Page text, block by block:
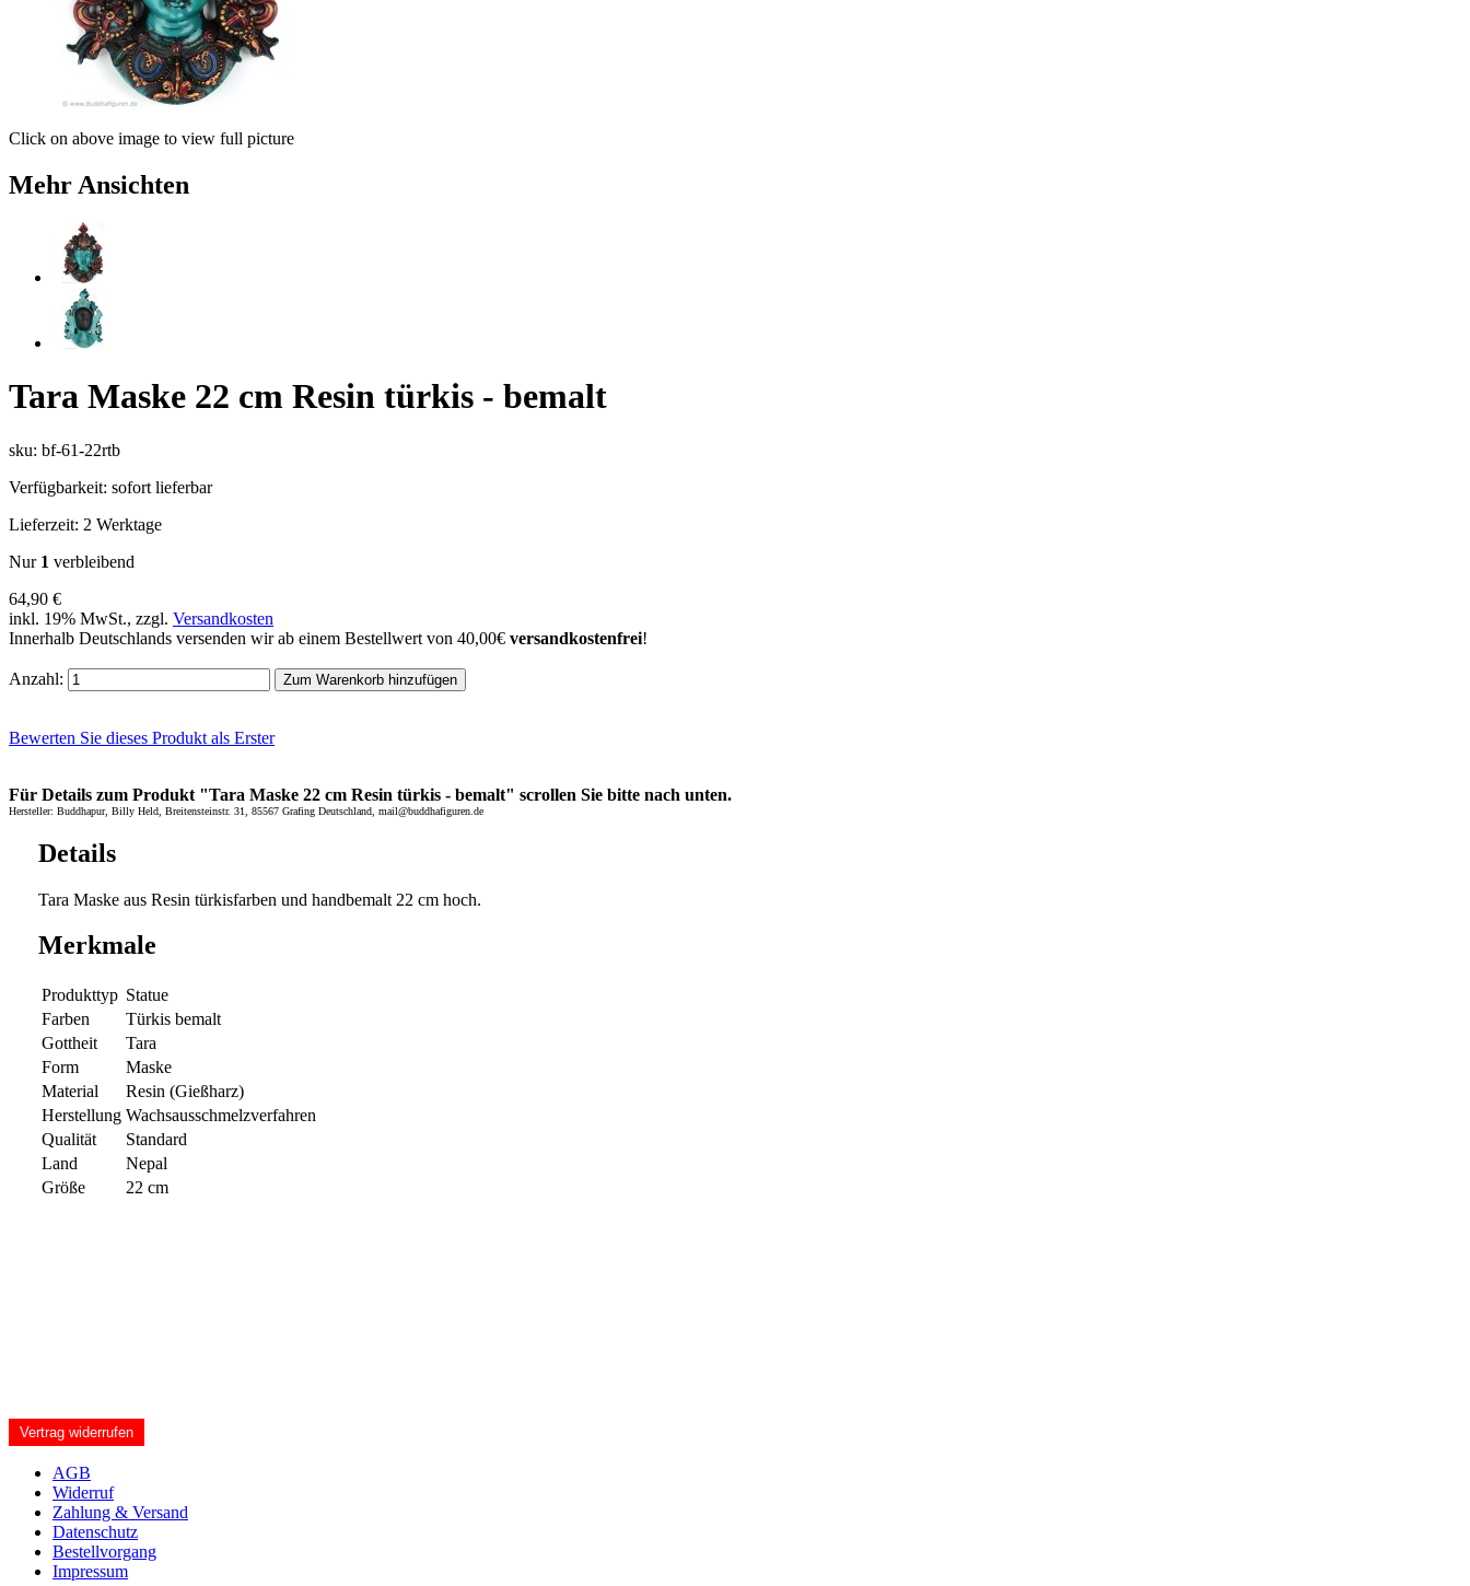
Click on above image to view full picture
Mehr Ansichten
Tara Maske 22 cm Resin türkis - bemalt
sku: bf-61-22rtb
Verfügbarkeit: sofort lieferbar
Lieferzeit: 2 Werktage
Nur 1 verbleibend
64,90 €
inkl. 19% MwSt., zzgl. Versandkosten
Innerhalb Deutschlands versenden wir ab einem Bestellwert von 40,00€ versandkostenfrei!
Anzahl: Zum Warenkorb hinzufügen
Bewerten Sie dieses Produkt als Erster
Für Details zum Produkt "Tara Maske 22 cm Resin türkis - bemalt" scrollen Sie bitte nach unten.
Hersteller: Buddhapur, Billy Held, Breitensteinstr. 31, 85567 Grafing Deutschland, mail@buddhafiguren.de
Details
Tara Maske aus Resin türkisfarben und handbemalt 22 cm hoch.
Merkmale
Produkttyp Statue
Farben
Türkis bemalt
Gottheit
Tara
Form
Maske
Material
Resin (Gießharz)
Herstellung Wachsausschmelzverfahren
Qualität
Standard
Land
Nepal
Größe
22 cm
Vertrag widerrufen
AGB
Widerruf
Zahlung & Versand
Datenschutz
Bestellvorgang
Impressum